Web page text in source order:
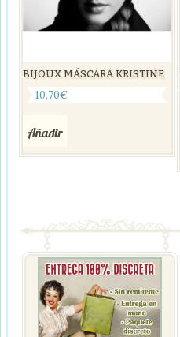
BIJOUX MÁSCARA KRISTINE
10,70€
Añadir